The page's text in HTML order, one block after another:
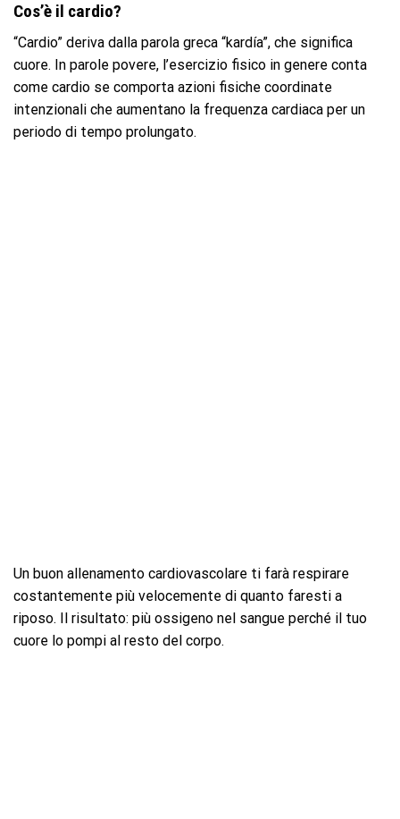
Cos’è il cardio?
“Cardio” deriva dalla parola greca “kardía”, che significa
cuore. In parole povere, l’esercizio fisico in genere conta
come cardio se comporta azioni fisiche coordinate
intenzionali che aumentano la frequenza cardiaca per un
periodo di tempo prolungato.
Un buon allenamento cardiovascolare ti farà respirare
costantemente più velocemente di quanto faresti a
riposo. Il risultato: più ossigeno nel sangue perché il tuo
cuore lo pompi al resto del corpo.